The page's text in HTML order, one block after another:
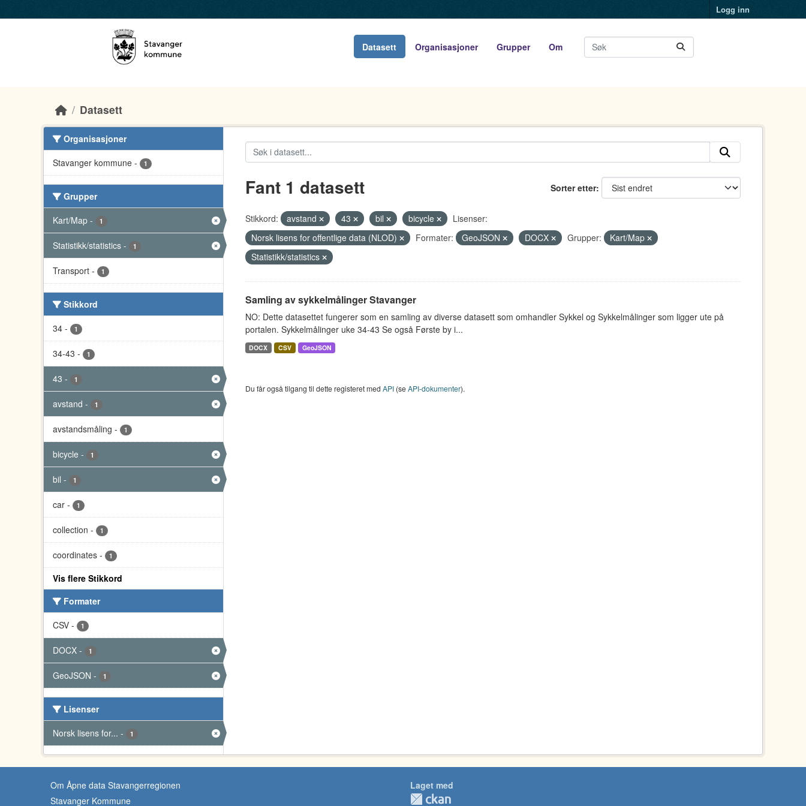
Logg inn
Datasett Organisasjoner Grupper Om
Datasett
Organisasjoner
Stavanger kommune - 1
Grupper
Kart/Map - 1
Statistikk/statistics - 1
Transport - 1
Stikkord
34 - 1
34-43 - 1
43 - 1
avstand - 1
avstandsmåling - 1
bicycle - 1
bil - 1
car - 1
collection - 1
coordinates - 1
Vis flere Stikkord
Formater
CSV - 1
DOCX - 1
GeoJSON - 1
Lisenser
Norsk lisens for... - 1
Sorter etter
Fant 1 datasett
Stikkord: avstand 43 bil bicycle
Lisenser:
Norsk lisens for offentlige data (NLOD)
Formater: GeoJSON DOCX Grupper:
Kart/Map
Statistikk/statistics
Samling av sykkelmålinger Stavanger
NO: Dette datasettet fungerer som en samling av diverse datasett som omhandler Sykkel og Sykkelmålinger som ligger ute på
portalen. Sykkelmålinger uke 34-43 Se også Første by i...
DOCX CSV GeoJSON
Du får også tilgang til dette registeret med API(seAPI-dokumenter).
Om Åpne data Stavangerregionen
Stavanger Kommune
Laget med